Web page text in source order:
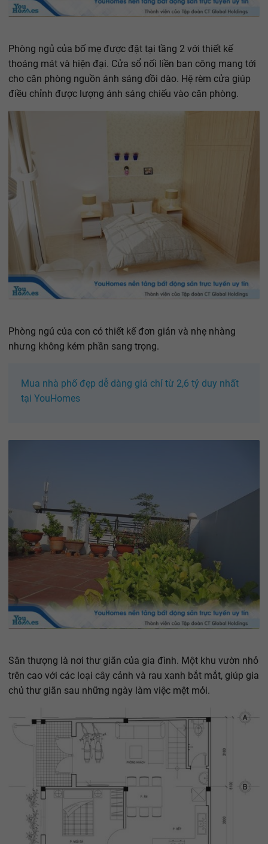
Phòng ngủ của bố mẹ được đặt tại tầng 2 với thiết kế
thoáng mát và hiện đại. Cửa sổ nối liền ban công mang tới
cho căn phòng nguồn ánh sáng dồi dào. Hệ rèm cửa giúp
điều chỉnh được lượng ánh sáng chiếu vào căn phòng.
Phòng ngủ của con có thiết kế đơn giản và nhẹ nhàng
nhưng không kém phần sang trọng.
Mua nhà phố đẹp dễ dàng giá chỉ từ 2,6 tỷ duy nhất
tại YouHomes
Sân thượng là nơi thư giãn của gia đình. Một khu vườn nhỏ
trên cao với các loại cây cảnh và rau xanh bắt mắt, giúp gia
chủ thư giãn sau những ngày làm việc mệt mỏi.